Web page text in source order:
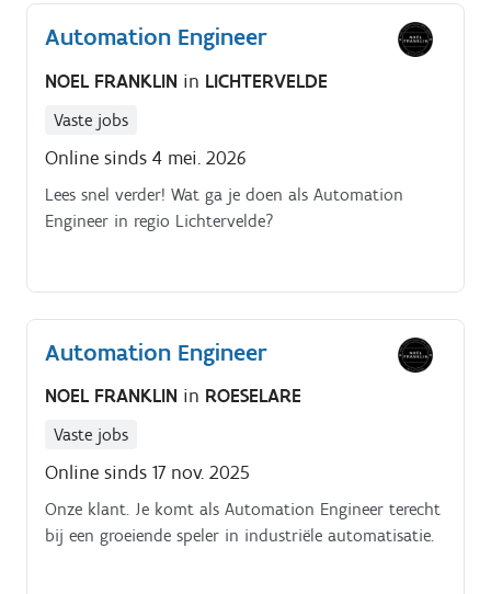
Automation Engineer
NOEL FRANKLIN in LICHTERVELDE
Vaste jobs
Online sinds 4 mei. 2026
Lees snel verder! Wat ga je doen als Automation
Engineer in regio Lichtervelde?
Automation Engineer
NOEL FRANKLIN in ROESELARE
Vaste jobs
Online sinds 17 nov. 2025
Onze klant. Je komt als Automation Engineer terecht
bij een groeiende speler in industriële automatisatie.